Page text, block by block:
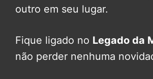
outro em seu lugar.
Fique ligado no Legado da
não perder nenhuma